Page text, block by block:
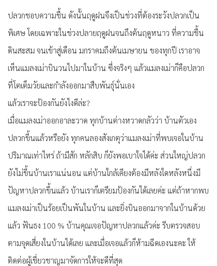
ปลวกชอบความชื้น ดังนั้นฤดูฝนจึงเป็นช่วงที่ต้องระวังปลวกเป็น
พิเศษ โดยเฉพาะในช่วงปลายฤดูฝนจนถึงต้นฤดูหนาว ที่ความชื้น
ดินสะสม จนเข้าสู่เดือน มกราคมถึงต้นเมษายน ของทุกปี เราอาจ
เห็นแมลงเม่าบินวนไปมาในบ้าน ซึ่งจริงๆ แล้วแมลงเม่าก็คือปลวก
ที่โตเต็มวัยและกำลังออกมาสืบพันธุ์นั่นเอง
แล้วเราจะป้องกันยังไงดีล่ะ?
เมื่อแมลงเม่าออกอาละวาด ทุกบ้านต่างหวาดกลัวว่า บ้านตัวเอง
ปลวกขึ้นแล้วหรือยัง ทุกคนลองสังเกตุว่าแมลงเม่าที่พบเจอในบ้าน
ปริมาณเท่าไหร่ ถ้ามีสัก หลักสิบ ก็ยังพอเบาใจได้ค่ะ ส่วนใหญ่ปลวก
ยังไม่ขึ้นบ้านเราแน่นอน แต่บ้านใกล้เคียงต้องมีหลังใดหลังหนึ่งมี
ปัญหาปลวกขึ้นแล้ว บ้านเราก็เตรียมป้องกันได้เลยค่ะ แต่ถ้าหากพบ
แมลงเม่าเป็นร้อยเป็นพันในบ้าน และยิ่งบินออกมาจากในบ้านด้วย
แล้ว ฟันธง 100 % บ้านคุณเจอปัญหาปลวกแล้วค่ะ รีบตรวจสอบ
ตามจุดเสี่ยงในบ้านได้เลย และเมื่อเจอแล้วก็ห้ามฉีดเองนะคะ ให้
ติดต่อผู้เชี่ยวชาญมาจัดการให้จะดีที่สุด